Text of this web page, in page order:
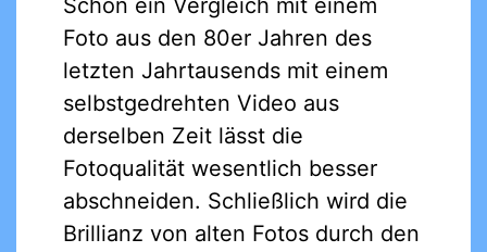
Schon ein Vergleich mit einem
Foto aus den 80er Jahren des
letzten Jahrtausends mit einem
selbstgedrehten Video aus
derselben Zeit lässt die
Fotoqualität wesentlich besser
abschneiden. Schließlich wird die
Brillianz von alten Fotos durch den